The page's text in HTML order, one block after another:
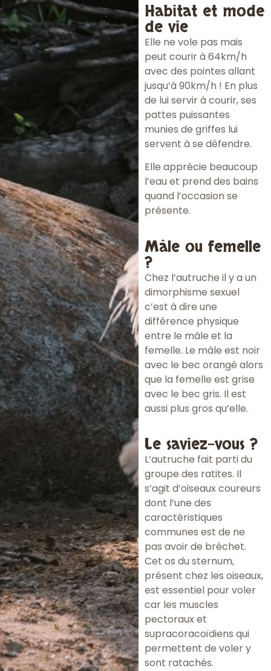
Habitat et mode
de vie
Elle ne vole pas mais
peut courir à 64km/h
avec des pointes allant
jusqu’à 90km/h ! En plus
de lui servir à courir, ses
pattes puissantes
munies de griffes lui
servent à se défendre.
Elle apprécie beaucoup
l’eau et prend des bains
quand l’occasion se
présente.
Mâle ou femelle
?
Chez l’autruche il y a un
dimorphisme sexuel
c’est à dire une
différence physique
entre le mâle et la
femelle. Le mâle est noir
avec le bec orangé alors
que la femelle est grise
avec le bec gris. Il est
aussi plus gros qu’elle.
Le saviez-vous ?
L’autruche fait parti du
groupe des ratites. Il
s’agit d’oiseaux coureurs
dont l’une des
caractéristiques
communes est de ne
pas avoir de bréchet.
Cet os du sternum,
présent chez les oiseaux,
est essentiel pour voler
car les muscles
pectoraux et
supracoracoïdiens qui
permettent de voler y
sont ratachés.